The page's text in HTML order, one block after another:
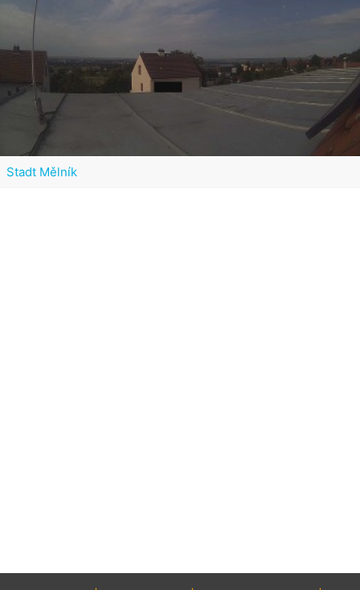
Stadt Mělník